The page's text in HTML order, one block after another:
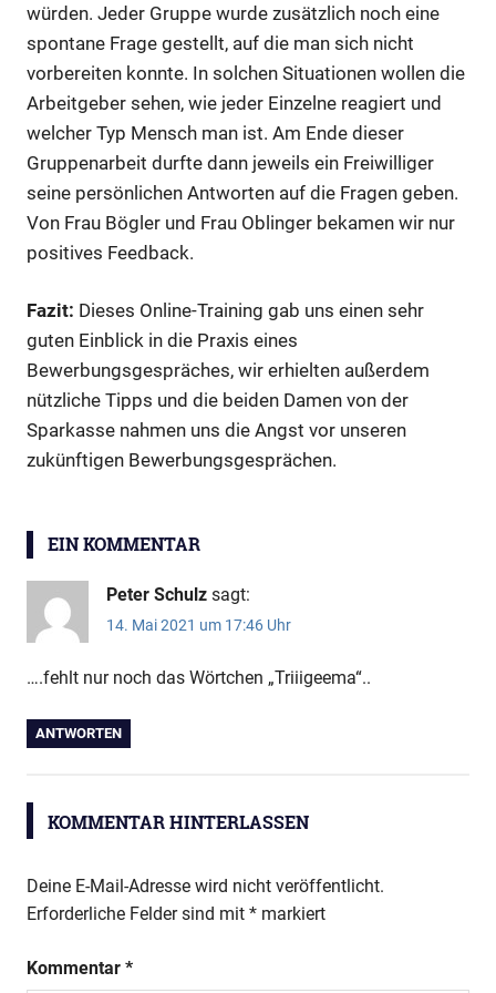
würden. Jeder Gruppe wurde zusätzlich noch eine
spontane Frage gestellt, auf die man sich nicht
vorbereiten konnte. In solchen Situationen wollen die
Arbeitgeber sehen, wie jeder Einzelne reagiert und
welcher Typ Mensch man ist. Am Ende dieser
Gruppenarbeit durfte dann jeweils ein Freiwilliger
seine persönlichen Antworten auf die Fragen geben.
Von Frau Bögler und Frau Oblinger bekamen wir nur
positives Feedback.
Fazit: Dieses Online-Training gab uns einen sehr
guten Einblick in die Praxis eines
Bewerbungsgespräches, wir erhielten außerdem
nützliche Tipps und die beiden Damen von der
Sparkasse nahmen uns die Angst vor unseren
zukünftigen Bewerbungsgesprächen.
EIN KOMMENTAR
Peter Schulz sagt:
14. Mai 2021 um 17:46 Uhr
….fehlt nur noch das Wörtchen „Triiigeema“..
ANTWORTEN
KOMMENTAR HINTERLASSEN
Deine E-Mail-Adresse wird nicht veröffentlicht.
Erforderliche Felder sind mit * markiert
Kommentar *